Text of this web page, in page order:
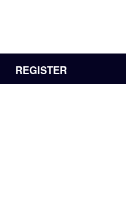
REGISTER